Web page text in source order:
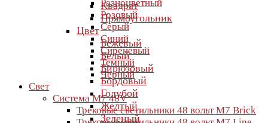
Разноцветный
Розовый
Серый
Синий
Сиреневый
Темный
Черный
Свет
Система M7 48V
Трековые светильники 48 вольт M7 Brick
Квадрат
Прямоугольник
Цвет
Бежевый
Белый
Бирюзовый
Бордовый
Голубой
Желтый
Зеленый